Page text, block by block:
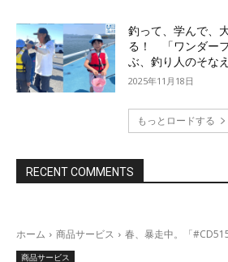
釣って、学んで、
る！ 「ワンダー
ぶ、釣り人のそな
2025年11月18日
もっとロードする
RECENT COMMENTS